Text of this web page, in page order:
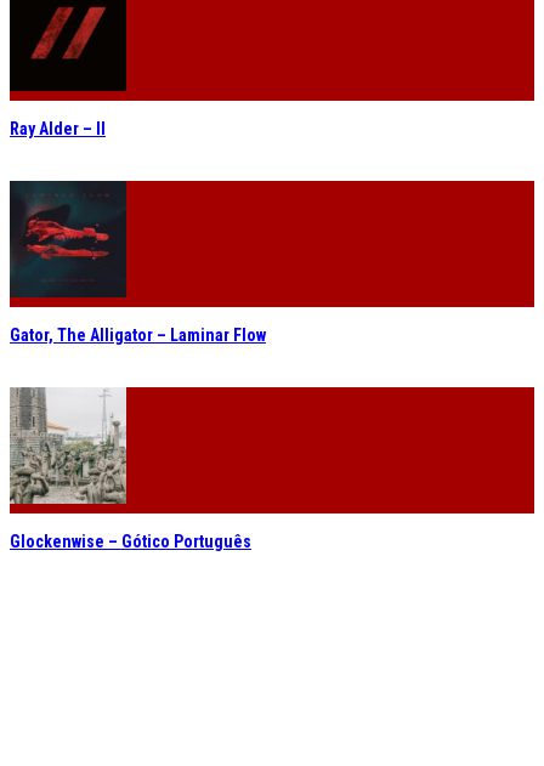
Ray Alder – II
Gator, The Alligator – Laminar Flow
Glockenwise – Gótico Português